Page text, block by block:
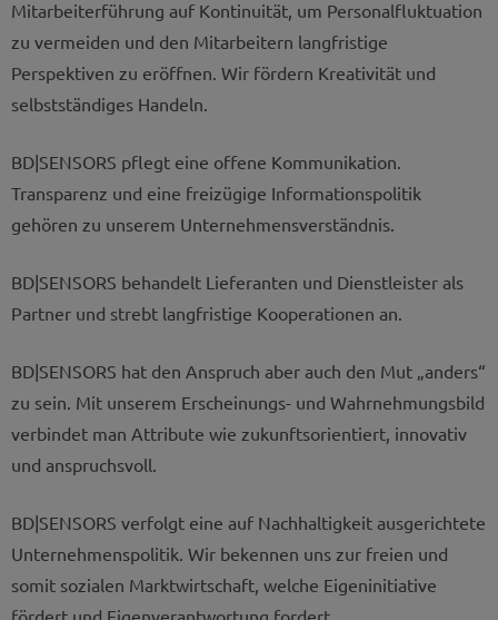
Mitarbeiterführung auf Kontinuität, um Personalfluktuation
zu vermeiden und den Mitarbeitern langfristige
Perspektiven zu eröffnen. Wir fördern Kreativität und
selbstständiges Handeln.
BD|SENSORS pflegt eine offene Kommunikation.
Transparenz und eine freizügige Informationspolitik
gehören zu unserem Unternehmensverständnis.
BD|SENSORS behandelt Lieferanten und Dienstleister als
Partner und strebt langfristige Kooperationen an.
BD|SENSORS hat den Anspruch aber auch den Mut „anders“
zu sein. Mit unserem Erscheinungs- und Wahrnehmungsbild
verbindet man Attribute wie zukunftsorientiert, innovativ
und anspruchsvoll.
BD|SENSORS verfolgt eine auf Nachhaltigkeit ausgerichtete
Unternehmenspolitik. Wir bekennen uns zur freien und
somit sozialen Marktwirtschaft, welche Eigeninitiative